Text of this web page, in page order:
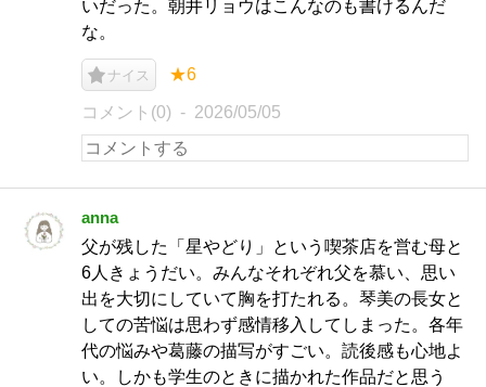
いだった。朝井リョウはこんなのも書けるんだ
な。
ナイス ★6
コメント(0) 2026/05/05
anna
父が残した「星やどり」という喫茶店を営む母と
6人きょうだい。みんなそれぞれ父を慕い、思い
出を大切にしていて胸を打たれる。琴美の長女と
しての苦悩は思わず感情移入してしまった。各年
代の悩みや葛藤の描写がすごい。読後感も心地よ
い。しかも学生のときに描かれた作品だと思う